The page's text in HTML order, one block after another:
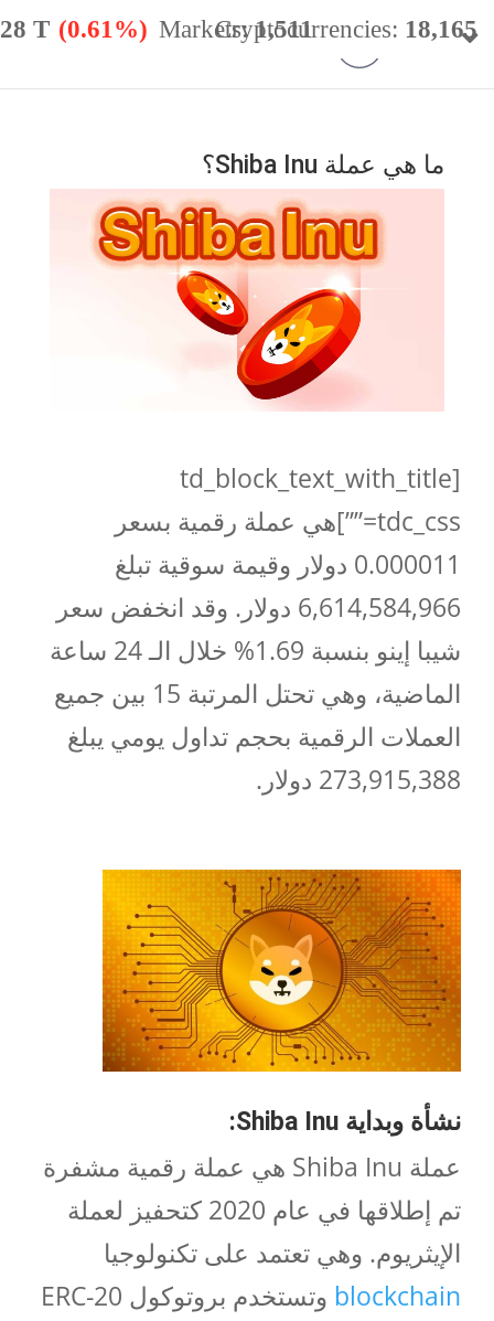
ما هي عملة Shiba Inu؟
[td_block_text_with_title
tdc_css=””]هي عملة رقمية بسعر
0.000011 دولار وقيمة سوقية تبلغ
6,614,584,966 دولار. وقد انخفض سعر
شيبا إينو بنسبة 1.69% خلال الـ 24 ساعة
الماضية، وهي تحتل المرتبة 15 بين جميع
العملات الرقمية بحجم تداول يومي يبلغ
273,915,388 دولار.
نشأة وبداية Shiba Inu:
عملة Shiba Inu هي عملة رقمية مشفرة
تم إطلاقها في عام 2020 كتحفيز لعملة
الإيثريوم. وهي تعتمد على تكنولوجيا
blockchain
وتستخدم بروتوكول ERC-20
Cryptocurrencies: 18,165
Markets:1,511
T (0.61%)
24h Vol:$ 49.98 B
56.59%